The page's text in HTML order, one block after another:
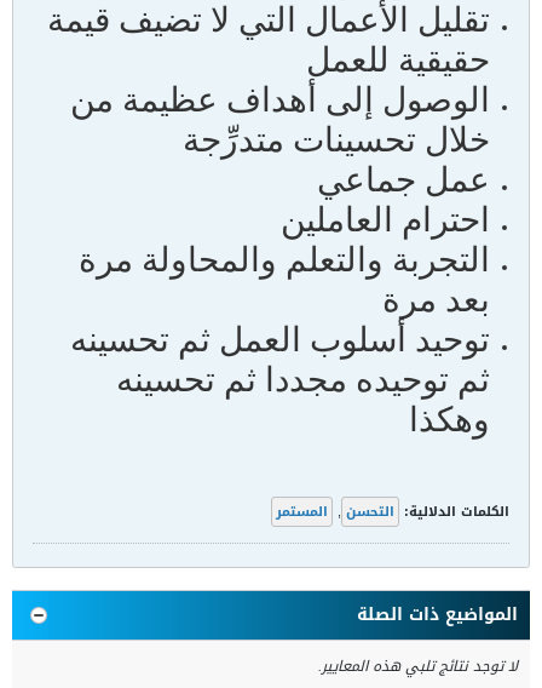
تقليل الأعمال التي لا تضيف قيمة
حقيقية للعمل
الوصول إلى أهداف عظيمة من
خلال تحسينات متدرِّجة
عمل جماعي
احترام العاملين
التجربة والتعلم والمحاولة مرة
بعد مرة
توحيد أسلوب العمل ثم تحسينه
ثم توحيده مجددا ثم تحسينه
وهكذا
الكلمات الدلالية: التحسن , المستمر
المواضيع ذات الصلة
لا توجد نتائج تلبي هذه المعايير.